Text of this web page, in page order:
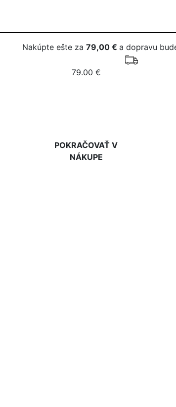
Nakúpte ešte za 79,00 € a dopravu
79.00 €
POKRAČOVAŤ V
NÁKUPE